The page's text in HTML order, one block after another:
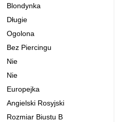
Blondynka
Długie
Ogolona
Bez Piercingu
Nie
Nie
Europejka
Angielski Rosyjski
Rozmiar Biustu B